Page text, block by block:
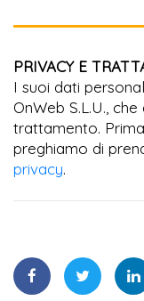
PRIVACY E
I suoi dati
OnWeb S.L.U.,
trattamento.
preghiamo di
privacy.